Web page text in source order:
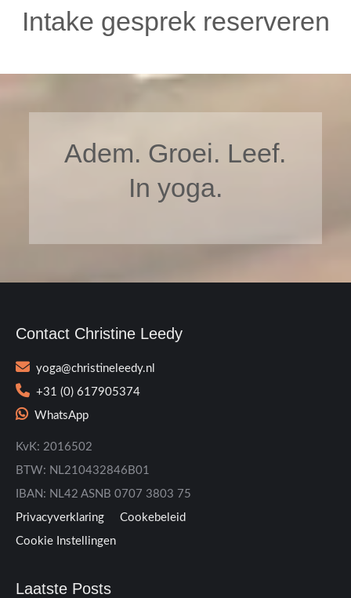
Intake gesprek reserveren
Adem. Groei. Leef.
In yoga.
Contact Christine Leedy
yoga@christineleedy.nl
+31 (0) 617905374
WhatsApp
KvK: 2016502
BTW: NL210432846B01
IBAN: NL42 ASNB 0707 3803 75
Privacyverklaring
Cookebeleid
Cookie Instellingen
Laatste Posts